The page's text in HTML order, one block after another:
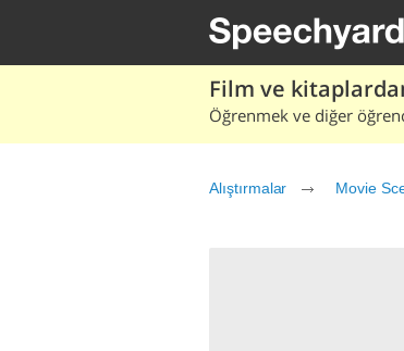
Film ve
Öğrenmek ve diğer
Alıştırmalar Movie